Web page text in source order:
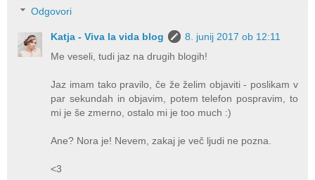
Odgovori
Katja - Viva la vida blog
8. junij 2017 ob 12:11
Me veseli, tudi jaz na drugih blogih!
Jaz imam tako pravilo, če že želim objaviti - poslikam v
par sekundah in objavim, potem telefon pospravim, to
mi je še zmerno, ostalo mi je too much :)
Ane? Nora je! Nevem, zakaj je več ljudi ne pozna.
<3